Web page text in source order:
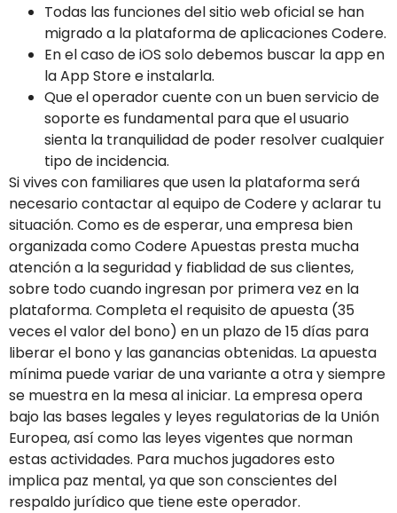
Todas las funciones del sitio web oficial se han
migrado a la plataforma de aplicaciones Codere.
En el caso de iOS solo debemos buscar la app en
la App Store e instalarla.
Que el operador cuente con un buen servicio de
soporte es fundamental para que el usuario
sienta la tranquilidad de poder resolver cualquier
tipo de incidencia.
Si vives con familiares que usen la plataforma será
necesario contactar al equipo de Codere y aclarar tu
situación. Como es de esperar, una empresa bien
organizada como Codere Apuestas presta mucha
atención a la seguridad y fiablidad de sus clientes,
sobre todo cuando ingresan por primera vez en la
plataforma. Completa el requisito de apuesta (35
veces el valor del bono) en un plazo de 15 días para
liberar el bono y las ganancias obtenidas. La apuesta
mínima puede variar de una variante a otra y siempre
se muestra en la mesa al iniciar. La empresa opera
bajo las bases legales y leyes regulatorias de la Unión
Europea, así como las leyes vigentes que norman
estas actividades. Para muchos jugadores esto
implica paz mental, ya que son conscientes del
respaldo jurídico que tiene este operador.